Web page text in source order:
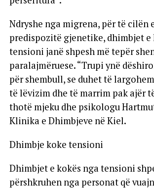
Ndryshe nga migrena, për të cilën
predispozitë gjenetike, dhimbjet e
tensioni janë shpesh më tepër
paralajmëruese. “Trupi ynë
për shembull, se duhet të
të lëvizim dhe të marrim pak ajër
thotë mjeku dhe psikologu
Klinika e Dhimbjeve në Kiel.
Dhimbje koke tensioni
Dhimbjet e kokës nga tensioni
përshkruhen nga personat që